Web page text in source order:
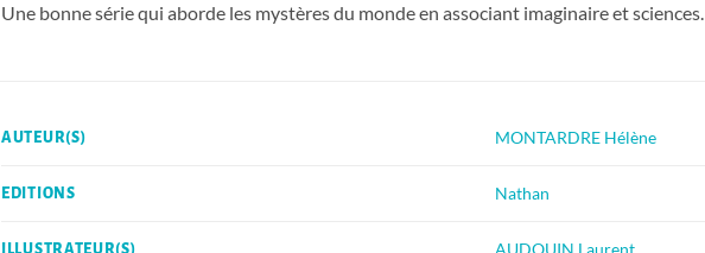
Une bonne série qui aborde les mystères du monde en associant imaginaire et sciences.
AUTEUR(S) MONTARDRE Hélène
EDITIONS Nathan